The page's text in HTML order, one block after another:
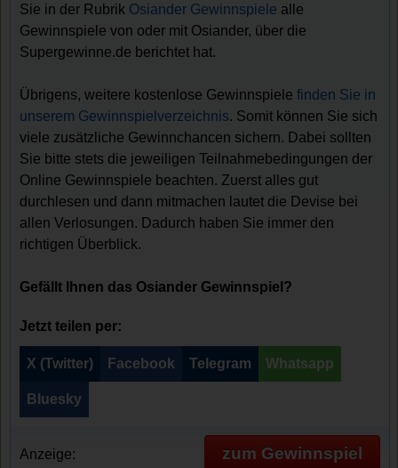
Sie in der Rubrik Osiander Gewinnspiele alle
Gewinnspiele von oder mit Osiander, über die
Supergewinne.de berichtet hat.
Übrigens, weitere kostenlose Gewinnspielefinden Sie in
unserem Gewinnspielverzeichnis. Somit können Sie sich
viele zusätzliche Gewinnchancen sichern. Dabei sollten
Sie bitte stets die jeweiligen Teilnahmebedingungen der
Online Gewinnspiele beachten. Zuerst alles gut
durchlesen und dann mitmachen lautet die Devise bei
allen Verlosungen. Dadurch haben Sie immer den
richtigen Überblick.
Gefällt Ihnen das Osiander Gewinnspiel?
Jetzt teilen per:
X (Twitter) Facebook Telegram Whatsapp
Bluesky
Anzeige: zum Gewinnspiel